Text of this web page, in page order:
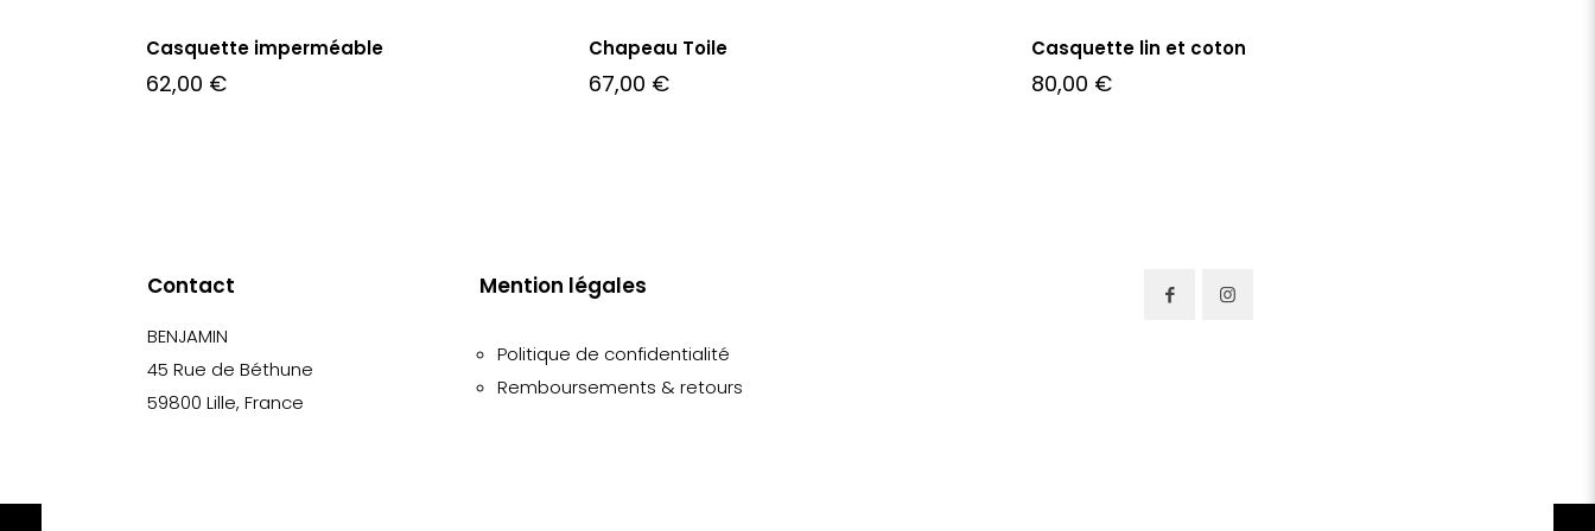
Casquette imperméable
62,00 €
Chapeau Toile
67,00 €
Casquette lin et coton
80,00 €
Contact
BENJAMIN
45 Rue de Béthune
59800 Lille, France
Mention légales
Politique de confidentialité
Remboursements & retours